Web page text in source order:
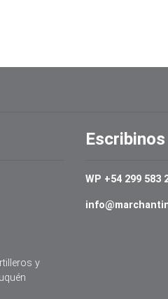
y
Escribinos
WP +54 299 583